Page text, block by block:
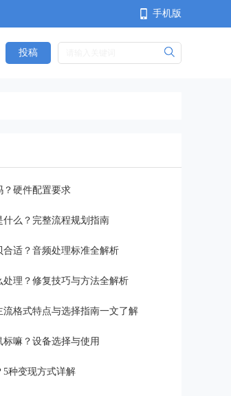
手机版
投稿
？硬件配置要求
么？完整流程规划指南
适？音频处理标准全解析
理？修复技巧与方法全解析
格式特点与选择指南一文了解
嘛？设备选择与使用
种变现方式详解